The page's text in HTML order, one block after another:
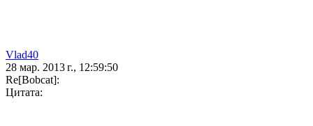
Vlad40
28 мар. 2013 г., 12:59:50
Re[Bobcat]:
Цитата: